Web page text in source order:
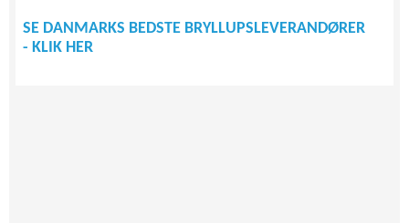
SE DANMARKS BEDSTE BRYLLUPSLEVERANDØRER
- KLIK HER